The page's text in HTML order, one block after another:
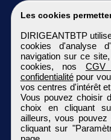
Les cookies
DIRIGEANTBTP
cookies d'analyse
navigation sur ce
cookies, nos
confidentialitépour
vos centres d'intérêt
Vous pouvez choisir
choix en cliquant
ailleurs, vous
cliquant sur